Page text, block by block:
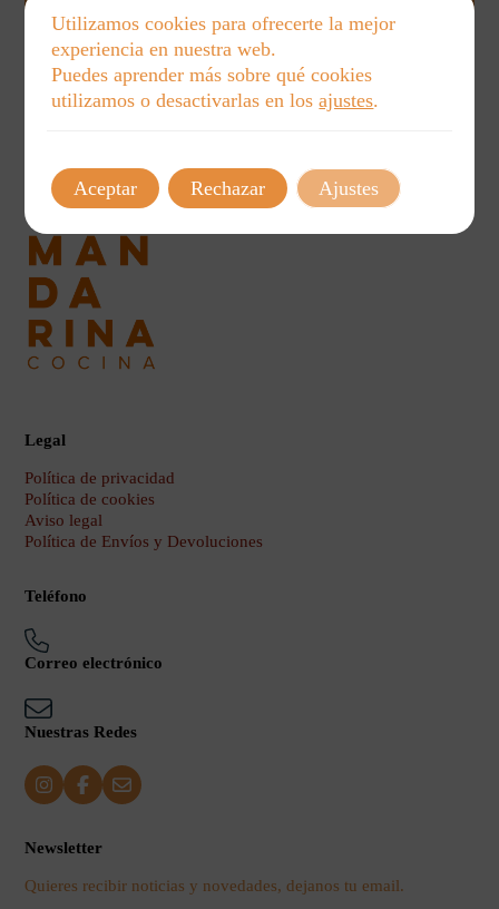
y adultos conectan memorias, costumbres y sabores para
un aprendizaje único y cercano.
Ver talleres
Legal
Política de privacidad
Política de cookies
Aviso legal
Política de Envíos y Devoluciones
Teléfono
Correo electrónico
Nuestras Redes
Newsletter
Quieres recibir noticias y novedades, dejanos tu email.
Utilizamos cookies para ofrecerte la mejor
experiencia en nuestra web.
Puedes aprender más sobre qué cookies
utilizamos o desactivarlas en losajustes.
Aceptar Rechazar Ajustes